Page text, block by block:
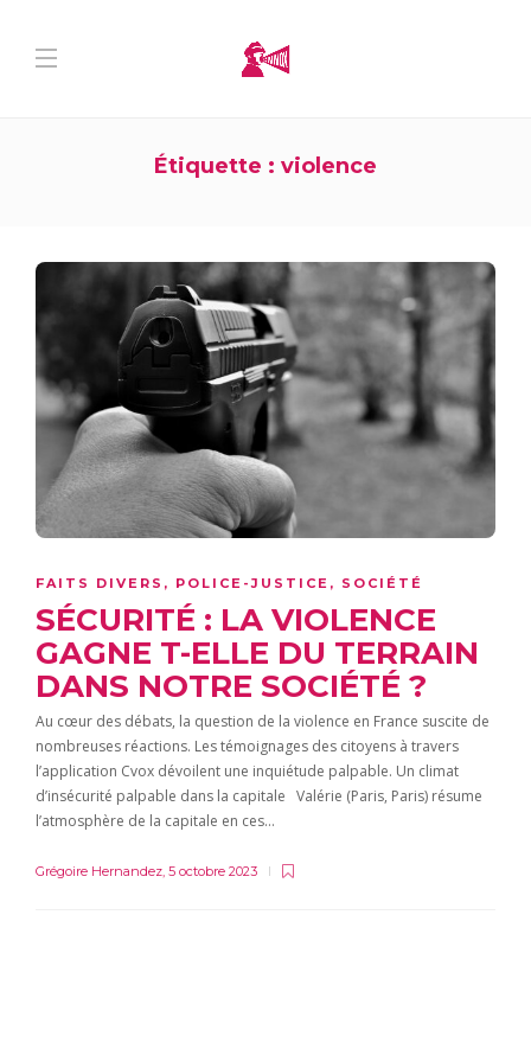
Étiquette : violence
FAITS DIVERS , POLICE-JUSTICE , SOCIÉTÉ
SÉCURITÉ : LA VIOLENCE
GAGNE T-ELLE DU TERRAIN
DANS NOTRE SOCIÉTÉ ?
Au cœur des débats, la question de la violence en France suscite de
nombreuses réactions. Les témoignages des citoyens à travers
l’application Cvox dévoilent une inquiétude palpable. Un climat
d’insécurité palpable dans la capitale Valérie (Paris, Paris) résume
l’atmosphère de la capitale en ces…
Grégoire Hernandez 5 octobre 2023